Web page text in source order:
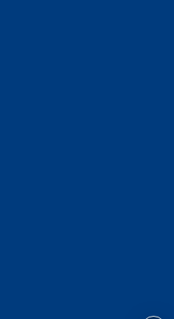
có thể lên đến 3,000
vào phiên bản PCIe
cao cấp, chơi game,
hiệu suất cao.
(SSD) có kích thước